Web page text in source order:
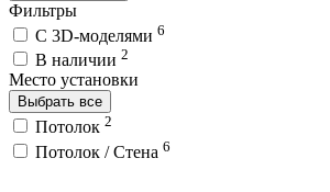
Фильтры
C 3D-моделями 6
В наличии 2
Место установки
Выбрать все
Потолок 2
Потолок / Cтена 6